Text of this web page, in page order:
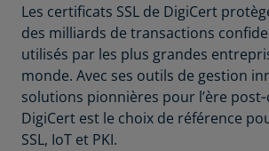
Les certificats SSL de DigiCert
des milliards de transactions
utilisés par les plus grandes
monde. Avec ses outils de gestion
solutions pionnières pour l’ère
DigiCert est le choix de référence
SSL, IoT et PKI.